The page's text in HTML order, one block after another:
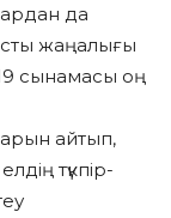
да
жаңалығы
сынамасы оң
айтып,
түкпір-